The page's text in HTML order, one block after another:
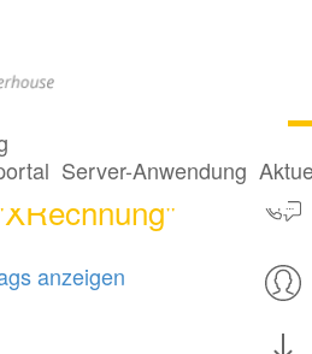
Server-Anwendung
getaggt
anzeigen